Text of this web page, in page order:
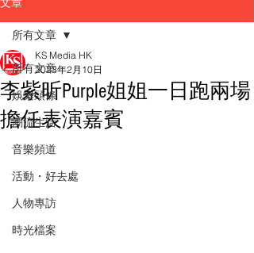
所有文章
娛樂頭條
潮流生活
音樂頻道
活動・好去處
人物專訪
時光檔案
所有文章
李紫昕Purple姐姐一日跑兩場
擔任表演嘉賓
KS Media HK
2023年2月10日